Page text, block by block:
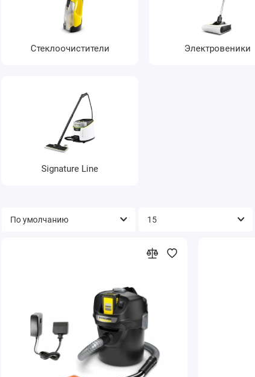
Стеклоочистители Электровеники
Signature Line